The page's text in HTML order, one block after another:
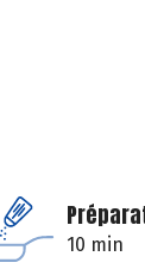
10 min